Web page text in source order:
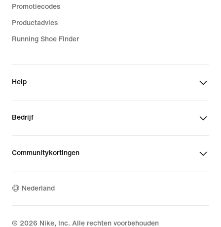
Promotiecodes
Productadvies
Running Shoe Finder
Help
Bedrijf
Communitykortingen
Nederland
© 2026 Nike, Inc. Alle rechten voorbehouden